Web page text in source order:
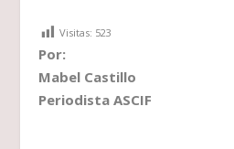
Visitas: 523
Por:
Mabel Castillo
Periodista ASCIF